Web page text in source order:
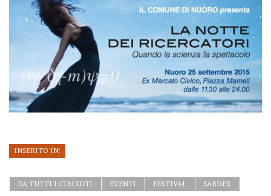
INSERITO IN:
DA TUTTI I CIRCUITI EVENTI FESTIVAL SARDEX